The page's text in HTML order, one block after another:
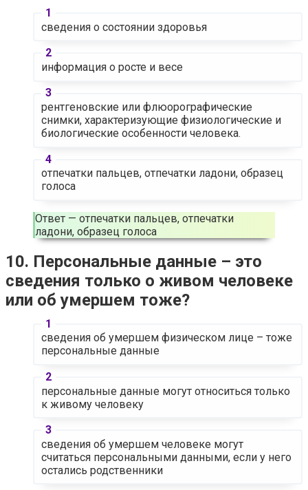
сведения о состоянии здоровья
информация о росте и весе
рентгеновские или флюорографические
снимки, характеризующие физиологические и
биологические особенности человека.
отпечатки пальцев, отпечатки ладони, образец
голоса
Ответ — отпечатки пальцев, отпечатки
ладони, образец голоса
10. Персональные данные – это
сведения только о живом человеке
или об умершем тоже?
сведения об умершем физическом лице – тоже
персональные данные
персональные данные могут относиться только
к живому человеку
сведения об умершем человеке могут
считаться персональными данными, если у него
остались родственники